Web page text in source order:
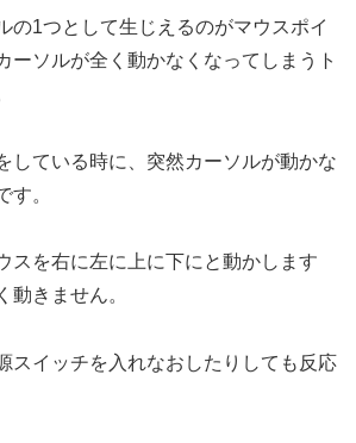
の1つとして生じえるのがマウスポイ
ーソルが全く動かなくなってしまうト
している時に、突然カーソルが動かな
す。
スを右に左に上に下にと動かします
動きません。
スイッチを入れなおしたりしても反応